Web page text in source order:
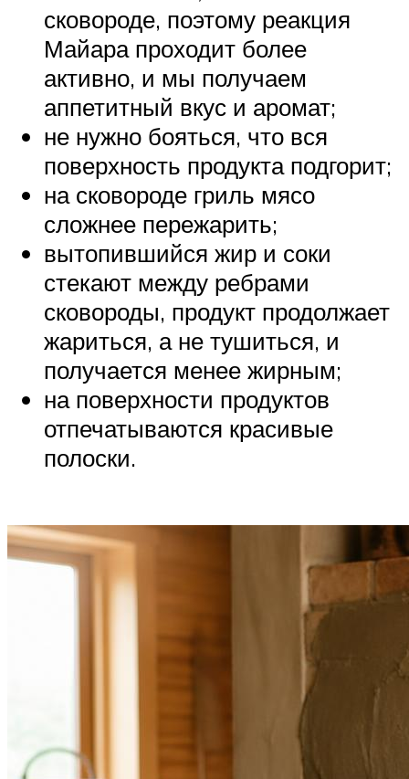
сковороде, поэтому реакция
Майара проходит более
активно, и мы получаем
аппетитный вкус и аромат;
не нужно бояться, что вся
поверхность продукта подгорит;
на сковороде гриль мясо
сложнее пережарить;
вытопившийся жир и соки
стекают между ребрами
сковороды, продукт продолжает
жариться, а не тушиться, и
получается менее жирным;
на поверхности продуктов
отпечатываются красивые
полоски.